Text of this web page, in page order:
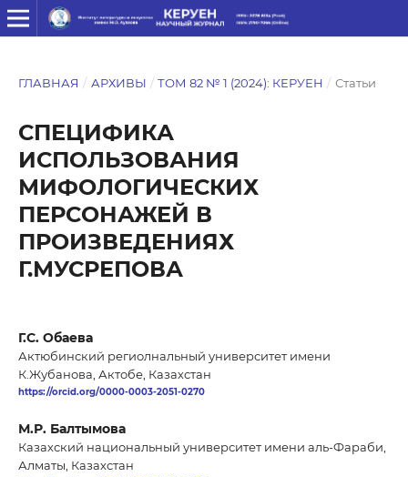
ГЛАВНАЯ / АРХИВЫ / ТОМ 82 № 1 (2024): КЕРУЕН / Статьи
СПЕЦИФИКА
ИСПОЛЬЗОВАНИЯ
МИФОЛОГИЧЕСКИХ
ПЕРСОНАЖЕЙ В
ПРОИЗВЕДЕНИЯХ
Г.МУСРЕПОВА
Г.С. Обаева
Актюбинский региолнальный университет имени
К.Жубанова, Актобе, Казахстан
https://orcid.org/0000-0003-2051-0270
М.Р. Балтымова
Казахский национальный университет имени аль-Фараби,
Алматы, Казахстан